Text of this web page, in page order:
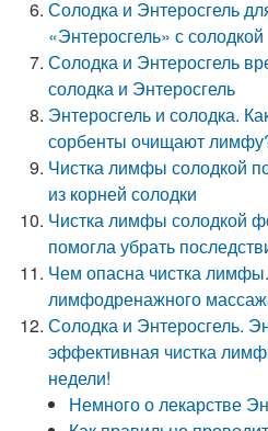
Солодка и Энтеросгель
«Энтеросгель» с солодкой
Солодка и Энтеросгель
солодка и Энтеросгель
Энтеросгель и солодка.
сорбенты очищают
Чистка лимфы солодкой
из корней солодки
Чистка лимфы солодкой
помогла убрать
Чем опасна чистка
лимфодренажного
Солодка и Энтеросгель.
эффективная чистка
недели!
Немного о лекарстве